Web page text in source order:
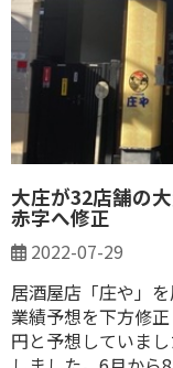
大庄が32店舗の
赤字へ修正
2022-07-29
居酒屋店「庄や」
業績予想を下方修
円と予想していま